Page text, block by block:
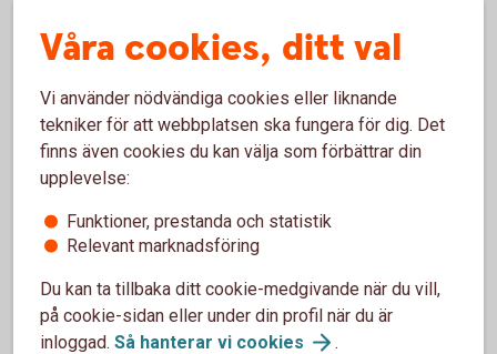
Våra kreditkort
Våra cookies, ditt val
Vi använder nödvändiga cookies eller liknande
tekniker för att webbplatsen ska fungera för dig. Det
finns även cookies du kan välja som förbättrar din
upplevelse:
Funktioner, prestanda och statistik
Relevant marknadsföring
Du kan ta tillbaka ditt cookie-medgivande när du vill,
på cookie-sidan eller under din profil när du är
inloggad. Så hanterar vi cookies .